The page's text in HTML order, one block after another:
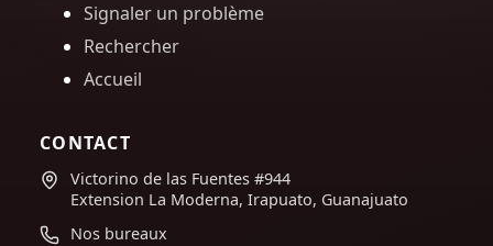
Signaler un problème
Rechercher
Accueil
CONTACT
Victorino de las Fuentes #944
Extension La Moderna, Irapuato, Guanajuato
Nos bureaux